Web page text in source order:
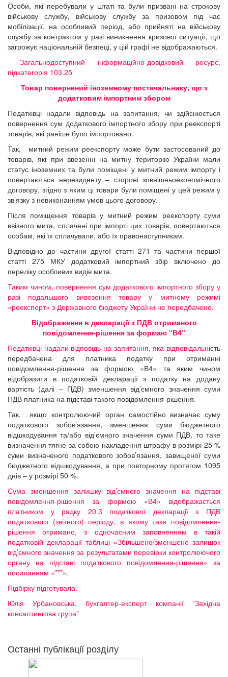
Особи, які перебували у штаті та були призвані на строкову
військову службу, військову службу за призовом під час
мобілізації, на особливий період, або прийняті на військову
службу за контрактом у разі виникнення кризової ситуації, що
загрожує національній безпеці, у цій графі не відображаються.
Загальнодоступний інформаційно-довідковий ресурс,
підкатегорія 103.25
Товар повернений іноземному постачальнику, що з
додатковим імпортним збором
Податківці надали відповідь на запитання, чи здійснюється
повернення сум додаткового імпортного збору при реекспорті
товарів, які раніше було імпортовано.
Так, митний режим реекспорту може бути застосований до
товарів, які при ввезенні на митну територію України мали
статус іноземних та були поміщені у митний режим імпорту і
повертаються нерезиденту – стороні зовнішньоекономічного
договору, згідно з яким ці товари були поміщені у цей режим у
зв’язку з невиконанням умов цього договору.
Після поміщення товарів у митний режим реекспорту суми
ввізного мита, сплачені при імпорті цих товарів, повертаються
особам, які їх сплачували, або їх правонаступникам.
Відповідно до частини другої статті 271 та частини першої
статті 275 МКУ додатковий імпортний збір включено до
переліку особливих видів мита.
Таким чином, повернення сум додаткового імпортного збору у
разі подальшого вивезення товару у митному режимі
«реекспорт» з Державного бюджету України не передбачено.
Відображення в декларації з ПДВ отриманого
повідомлення-рішення за формаю “В4”
Податківці надали відповідь на запитання, яка відповідальність
передбачена для платника податку при отриманні
повідомлення-рішення за формою «В4» та яким чином
відобразити в податковій декларації з податку на додану
вартість (далі – ПДВ) зменшення від’ємного значення суми
ПДВ платника на підставі такого повідомлення-рішення.
Так, якщо контролюючий орган самостійно визначає суму
податкового зобов’язання, зменшення суми бюджетного
відшкодування та/або від’ємного значення суми ПДВ, то таке
визначення тягне за собою накладення штрафу в розмірі 25 %
суми визначеного податкового зобов’язання, завищеної суми
бюджетного відшкодування, а при повторному протягом 1095
днів – у розмірі 50 %.
Сума зменшення залишку від’ємного значення на підставі
повідомлення-рішення за формою «В4» відображається
платником у рядку 20.3 податкової декларації з ПДВ
податкового (звітного) періоду, в якому таке повідомлення-
рішення отримано, з одночасним заповненням в такій
податковій декларації таблиці «Збільшено/зменшено залишок
від’ємного значення за результатами перевірки контролюючого
органу на підставі податкового повідомлення-рішення» за
посиланням «***».
Підбірку підготувала:
Юлія Урбановська, бухгалтер-експерт компанії “Західна
консалтингова група”
Останні публікації розділу